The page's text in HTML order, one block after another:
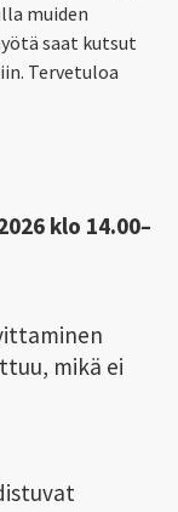
muiden
saat kutsut
Tervetuloa
klo 14.00–
mikä ei